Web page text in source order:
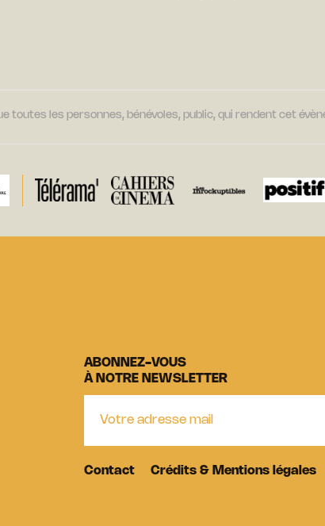
les personnes, bénévoles, public, qui rendent cet
ABONNEZ-VOUS
À NOTRE NEWSLETTER
Contact Crédits & Mentions légales